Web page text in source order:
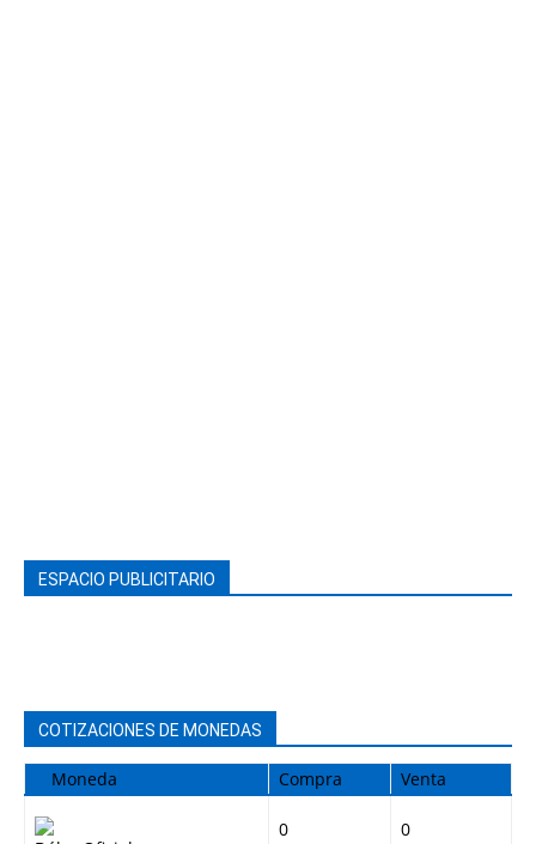
ESPACIO PUBLICITARIO
COTIZACIONES DE MONEDAS
Moneda Compra Venta
0 0